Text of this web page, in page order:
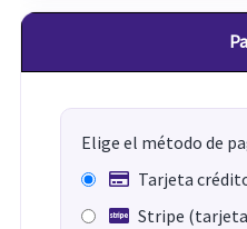
Elige el método de
Tarjeta
Stripe